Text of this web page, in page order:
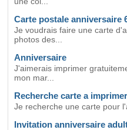
Carte postale anniversaire
Je voudrais faire une carte
photos des...
Anniversaire
J'aimerais imprimer
mon mar...
Recherche carte a
Je recherche une carte pour
Invitation anniversaire